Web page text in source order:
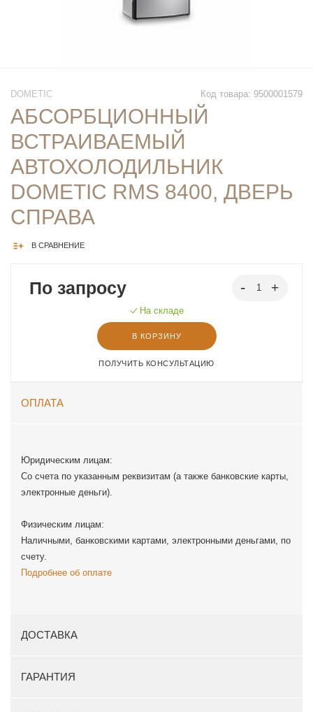
Код товара: 9500001579
DOMETIC
АБСОРБЦИОННЫЙ
ВСТРАИВАЕМЫЙ
АВТОХОЛОДИЛЬНИК
DOMETIC RMS 8400, ДВЕРЬ
СПРАВА
В СРАВНЕНИЕ
По запросу
На складе
В КОРЗИНУ
ПОЛУЧИТЬ КОНСУЛЬТАЦИЮ
ОПЛАТА
Юридическим лицам:
Со счета по указанным реквизитам (а также банковские карты,
электронные деньги).
Физическим лицам:
Наличными, банковскими картами, электронными деньгами, по
счету.
Подробнее об оплате
ДОСТАВКА
ГАРАНТИЯ